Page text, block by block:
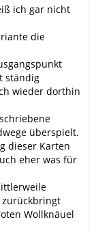
ich gar nicht
die
ständig
wieder dorthin
überspielt.
dieser Karten
eher was für
zurückbringt
Wollknäuel